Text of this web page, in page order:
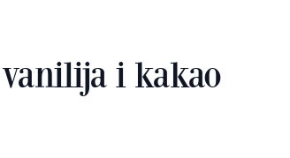
i kakao